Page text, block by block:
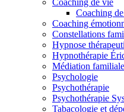
Coaching de vie
Coaching
Coaching
Constellations
Hypnose
Hypnothérapie
Médiation
Psychologie
Psychothérapie
Psychothérapie
Tabacologie et